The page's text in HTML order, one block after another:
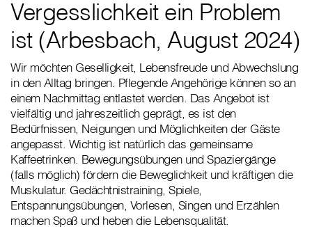
Vergesslichkeit ein Problem
ist (Arbesbach, August 2024)
Wir möchten Geselligkeit, Lebensfreude und Abwechslung
in den Alltag bringen. Pflegende Angehörige können so an
einem Nachmittag entlastet werden. Das Angebot ist
vielfältig und jahreszeitlich geprägt, es ist den
Bedürfnissen, Neigungen und Möglichkeiten der Gäste
angepasst. Wichtig ist natürlich das gemeinsame
Kaffeetrinken. Bewegungsübungen und Spaziergänge
(falls möglich) fördern die Beweglichkeit und kräftigen die
Muskulatur. Gedächtnistraining, Spiele,
Entspannungsübungen, Vorlesen, Singen und Erzählen
machen Spaß und heben die Lebensqualität.